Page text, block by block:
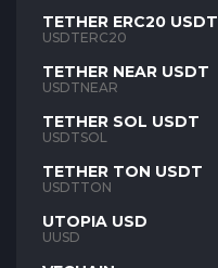
TETHER ERC20 USDT
USDTERC20
TETHER NEAR USDT
USDTNEAR
TETHER SOL USDT
USDTSOL
TETHER TON USDT
USDTTON
UTOPIA USD
UUSD